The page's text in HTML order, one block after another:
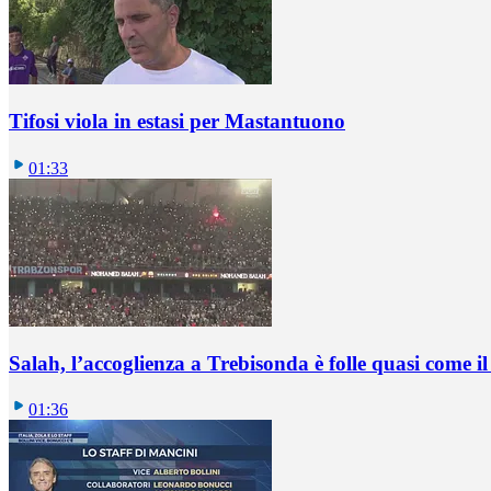
Tifosi viola in estasi per Mastantuono
01:33
Salah, l’accoglienza a Trebisonda è folle quasi come
01:36